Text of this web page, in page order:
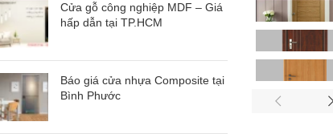
Cửa gỗ công nghiệp MDF – Giá
hấp dẫn tại TP.HCM
Báo giá cửa nhựa Composite tại
Bình Phước